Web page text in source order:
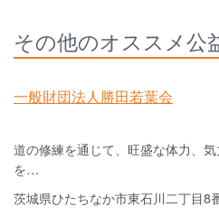
その他のオススメ公
一般財団法人勝田若葉会
道の修練を通じて、旺盛な体力、
を…
茨城県ひたちなか市東石川二丁目8